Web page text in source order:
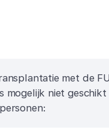
met de
mogelijk niet